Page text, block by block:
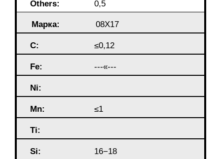
Others: 0,5
Марка: 08Х17
C: ≤0,12
Fe: ---«---
Ni:
Mn: ≤1
Ti:
Si: 16−18